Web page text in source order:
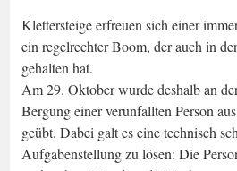
Am 29. Oktober wurde deshalb an
Bergung einer verunfallten Person
geübt. Dabei galt es eine technisch
Aufgabenstellung zu lösen: Die
senkrechten Wand medizinisch
Liegendtransport in der Gebirgstrage
Anschluss galt es einen Quergang